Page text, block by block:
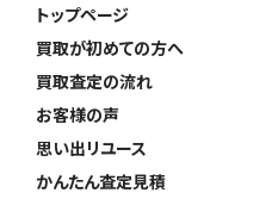
トップページ
買取が初めての方へ
買取査定の流れ
お客様の声
思い出リユース
かんたん査定見積